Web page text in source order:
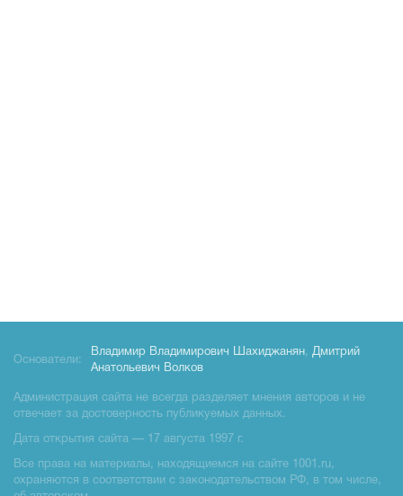
Основатели:
Владимир Владимирович Шахиджанян, Дмитрий
Анатольевич Волков
Администрация сайта не всегда разделяет мнения авторов и не
отвечает за достоверность публикуемых данных.
Дата открытия сайта — 17 августа 1997 г.
Все права на материалы, находящиемся на сайте 1001.ru,
охраняются в соответствии с законодательством РФ, в том числе,